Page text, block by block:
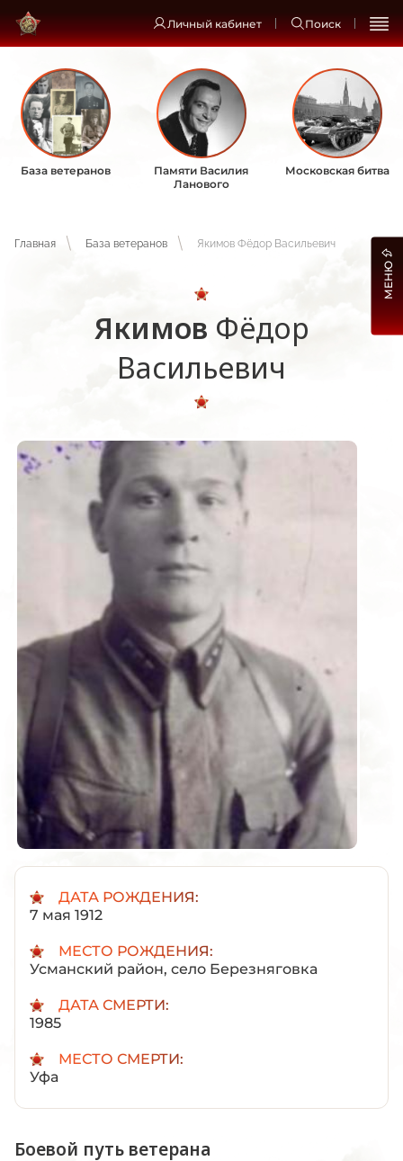
Личный кабинет Поиск
База ветеранов
Памяти Василия
Ланового
Московская битва
Главная База ветеранов Якимов Фёдор Васильевич
Якимов Фёдор
Васильевич
ДАТА РОЖДЕНИЯ:
7 мая 1912
МЕСТО РОЖДЕНИЯ:
Усманский район, село Березняговка
ДАТА СМЕРТИ:
1985
МЕСТО СМЕРТИ:
Уфа
Боевой путь ветерана
МЕНЮ